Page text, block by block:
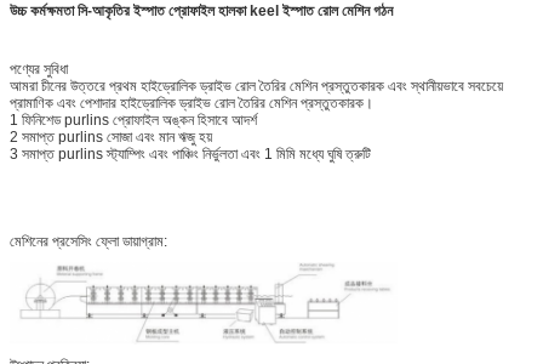
উচ্চ কর্মক্ষমতা সি-আকৃতির ইস্পাত প্রোফাইল হালকা keel ইস্পাত রোল মেশিন গঠন
পণ্যের সুবিধা
আমরা চীনের উত্তরে প্রথম হাইড্রোলিক ড্রাইভ রোল তৈরির মেশিন প্রস্তুতকারক এবং স্থানীয়ভাবে সবচেয়ে
প্রামাণিক এবং পেশাদার হাইড্রোলিক ড্রাইভ রোল তৈরির মেশিন প্রস্তুতকারক।
1 ফিনিশেড purlins প্রোফাইল অঙ্কন হিসাবে আদর্শ
2 সমাপ্ত purlins সোজা এবং মান ঋজু হয়
3 সমাপ্ত purlins স্ট্যাম্পিং এবং পাঞ্চিং নির্ভুলতা এবং 1 মিমি মধ্যে ঘুষি ত্রুটি
মেশিনের প্রসেসিং ফ্লো ডায়াগ্রাম: